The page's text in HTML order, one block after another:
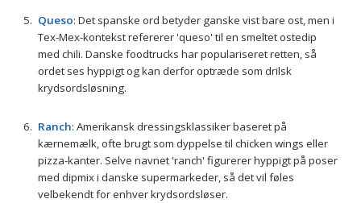
Queso: Det spanske ord betyder ganske vist bare ost, men i
Tex-Mex-kontekst refererer 'queso' til en smeltet ostedip
med chili. Danske foodtrucks har populariseret retten, så
ordet ses hyppigt og kan derfor optræde som drilsk
krydsordsløsning.
Ranch: Amerikansk dressingsklassiker baseret på
kærnemælk, ofte brugt som dyppelse til chicken wings eller
pizza-kanter. Selve navnet 'ranch' figurerer hyppigt på poser
med dipmix i danske supermarkeder, så det vil føles
velbekendt for enhver krydsordsløser.